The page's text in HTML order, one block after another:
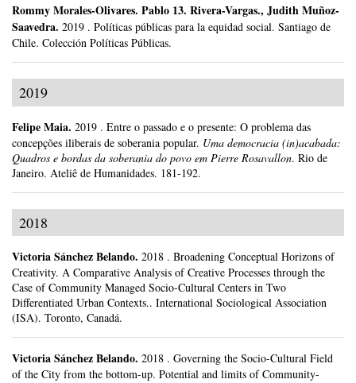
Rommy Morales-Olivares. Pablo 13. Rivera-Vargas., Judith Muñoz-
Saavedra. 2019 . Políticas públicas para la equidad social. Santiago de
Chile. Colección Políticas Públicas.
2019
Felipe Maia. 2019 . Entre o passado e o presente: O problema das
concepções iliberais de soberania popular. Uma democracia (in)acabada:
Quadros e bordas da soberania do povo em Pierre Rosavallon. Rio de
Janeiro. Ateliê de Humanidades. 181-192.
2018
Victoria Sánchez Belando. 2018 . Broadening Conceptual Horizons of
Creativity. A Comparative Analysis of Creative Processes through the
Case of Community Managed Socio-Cultural Centers in Two
Differentiated Urban Contexts.. International Sociological Association
(ISA). Toronto, Canadá.
Victoria Sánchez Belando. 2018 . Governing the Socio-Cultural Field
of the City from the bottom-up. Potential and limits of Community-